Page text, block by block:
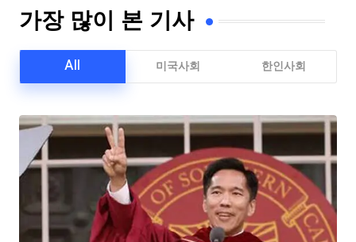
가장 많이 본 기사
All 미국사회 한인사회